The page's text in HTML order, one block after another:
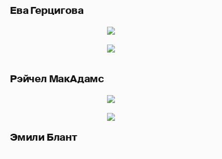
Ева Герцигова
Рэйчел МакАдамс
Эмили Блант